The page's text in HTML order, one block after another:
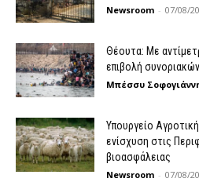
Newsroom - 07/08/
Θέουτα: Με
επιβολή
Μπέσσυ
Υπουργείο
ενίσχυση στις
βιοασφάλειας
Newsroom - 07/08/